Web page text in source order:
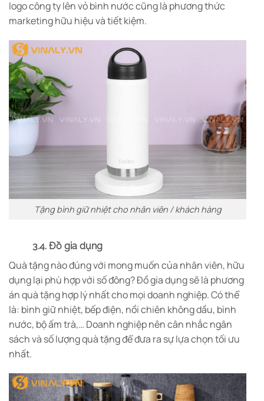
logo công ty lên vỏ bình nước cũng là phương thức
marketing hữu hiệu và tiết kiệm.
Tặng bình giữ nhiệt cho nhân viên / khách hàng
3.4. Đồ gia dụng
Quà tặng nào đúng với mong muốn của nhân viên, hữu
dụng lại phù hợp với số đông? Đồ gia dụng sẽ là phương
án quà tặng hợp lý nhất cho mọi doanh nghiệp. Có thể
là: bình giữ nhiệt, bếp điện, nồi chiên không dầu, bình
nước, bộ ấm trà,… Doanh nghiệp nên cân nhắc ngân
sách và số lượng quà tặng để đưa ra sự lựa chọn tối ưu
nhất.